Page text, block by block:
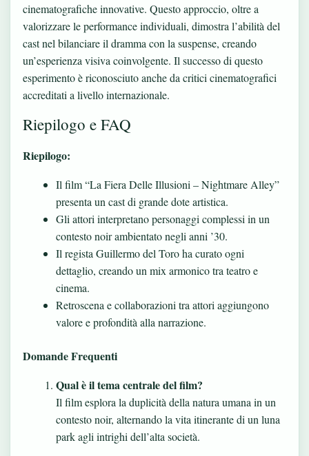
cinematografiche innovative. Questo approccio, oltre a
valorizzare le performance individuali, dimostra l’abilità del
cast nel bilanciare il dramma con la suspense, creando
un’esperienza visiva coinvolgente. Il successo di questo
esperimento è riconosciuto anche da critici cinematografici
accreditati a livello internazionale.
Riepilogo e FAQ
Riepilogo:
Il film “La Fiera Delle Illusioni – Nightmare Alley”
presenta un cast di grande dote artistica.
Gli attori interpretano personaggi complessi in un
contesto noir ambientato negli anni ’30.
Il regista Guillermo del Toro ha curato ogni
dettaglio, creando un mix armonico tra teatro e
cinema.
Retroscena e collaborazioni tra attori aggiungono
valore e profondità alla narrazione.
Domande Frequenti
Qual è il tema centrale del film?
Il film esplora la duplicità della natura umana in un
contesto noir, alternando la vita itinerante di un luna
park agli intrighi dell’alta società.